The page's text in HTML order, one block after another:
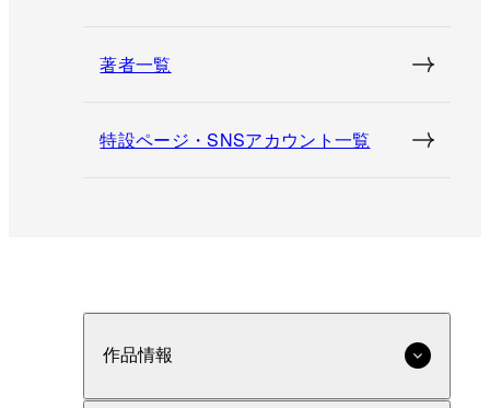
著者一覧
特設ページ・SNSアカウント一覧
作品情報